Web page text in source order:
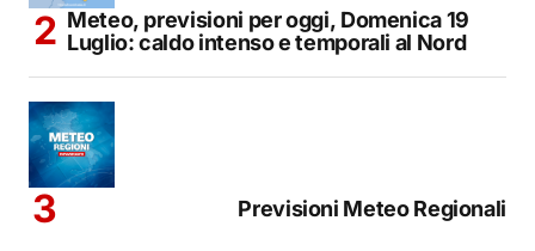
Meteo, previsioni per oggi, Domenica 19
Luglio: caldo intenso e temporali al Nord
Previsioni Meteo Regionali